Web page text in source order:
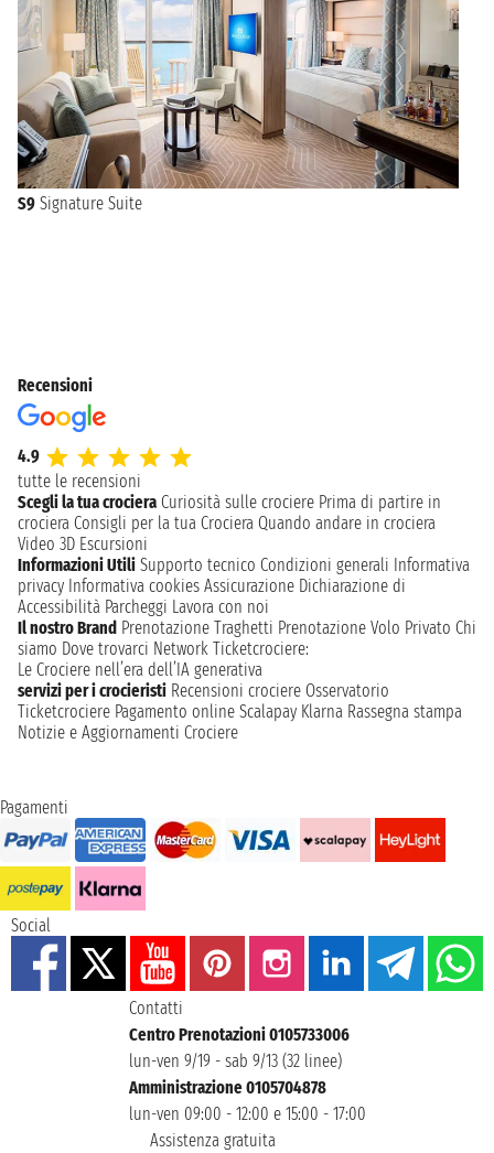
S9 Signature Suite
Recensioni
4.9
tutte le recensioni
Scegli la tua crociera Curiosità sulle crociere Prima di partire in
crociera Consigli per la tua Crociera Quando andare in crociera
Video 3D Escursioni
Informazioni Utili Supporto tecnico Condizioni generali Informativa
privacy Informativa cookies Assicurazione Dichiarazione di
Accessibilità Parcheggi Lavora con noi
Il nostro Brand Prenotazione Traghetti Prenotazione Volo Privato Chi
siamo Dove trovarci Network Ticketcrociere:
Le Crociere nell’era dell’IA generativa
servizi per i crocieristi Recensioni crociere Osservatorio
Ticketcrociere Pagamento online Scalapay Klarna Rassegna stampa
Notizie e Aggiornamenti Crociere
Pagamenti
Social
Contatti
Centro Prenotazioni 0105733006
lun-ven 9/19 - sab 9/13 (32 linee)
Amministrazione 0105704878
lun-ven 09:00 - 12:00 e 15:00 - 17:00
Assistenza gratuita